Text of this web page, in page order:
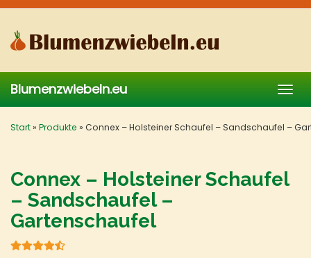
Skip
main
content
Blumenzwiebeln.eu
Start» Produkte » Connex – Holsteiner Schaufel – Sandschaufel –
Connex – Holsteiner Schaufel
– Sandschaufel –
Gartenschaufel